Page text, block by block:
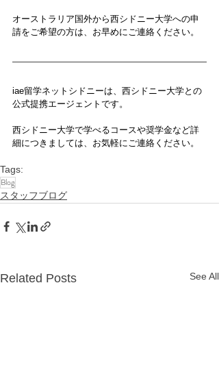
オーストラリア国外から西シドニー大学への申
請をご希望の方は、お早めにご連絡ください。
iae留学ネットシドニーは、西シドニー大学との
公式提携エージェントです。
西シドニー大学で学べるコースや奨学金など詳
細につきましては、お気軽にご連絡ください。
Tags:
Blog
スタッフブログ
Related Posts See All